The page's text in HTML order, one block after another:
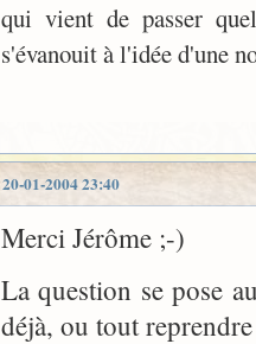
qui vient de passer
s'évanouit à l'idée d'une
20-01-2004 23:40
Merci Jérôme ;-)
La question se pose
déjà, ou tout